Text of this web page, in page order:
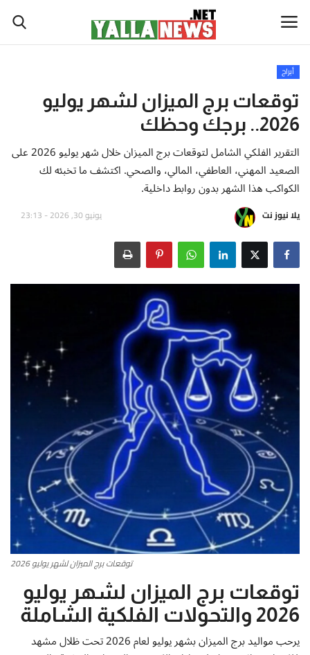
أخبار العالم
أخبار الوطن العربي
سياسة واقتصاد
رياضة
تكنولوجيا وعلوم
أطباق من المطابخ العربية
سياحة وسفر
منوعات عامة
جاليري الفن التشكيلي
من نحن
سياسة الخصوصية
البنود والشروط
رئيس التحرير
إتصل بنا
أبراج
توقعات برج الميزان لشهر يوليو
2026.. برجك وحظك
التقرير الفلكي الشامل لتوقعات برج الميزان خلال شهر يوليو 2026 على
الصعيد المهني، العاطفي، المالي، والصحي. اكتشف ما تخبئه لك
الكواكب هذا الشهر بدون روابط داخلية.
يلا نيوز نت يونيو 30, 2026 - 23:13
توقعات برج الميزان لشهر يوليو 2026
توقعات برج الميزان لشهر يوليو
2026 والتحولات الفلكية الشاملة
يرحب مواليد برج الميزان بشهر يوليو لعام 2026 تحت ظلال مشهد